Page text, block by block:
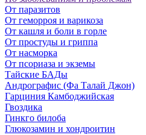
От паразитов
Oт геморроя и варикоза
От кашля и боли в горле
От простуды и гриппа
От насморка
Oт псориаза и экземы
Тайские БАДы
Андрографис (Фа Талай Джон)
Гарциния Камбоджийская
Гвоздика
Гинкго билоба
Глюкозамин и хондроитин